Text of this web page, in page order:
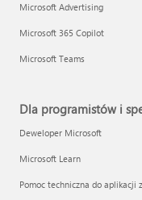
Microsoft Advertising
Microsoft 365 Copilot
Microsoft Teams
Dla programistów i
Deweloper Microsoft
Microsoft Learn
Pomoc techniczna do aplikacji